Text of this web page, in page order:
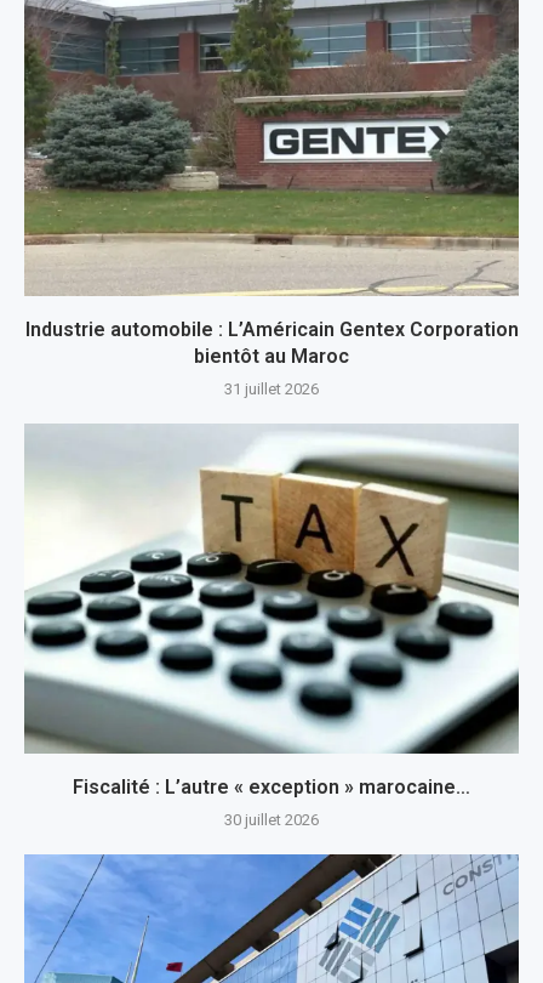
Industrie automobile : L’Américain Gentex Corporation
bientôt au Maroc
31 juillet 2026
Fiscalité : L’autre « exception » marocaine…
30 juillet 2026